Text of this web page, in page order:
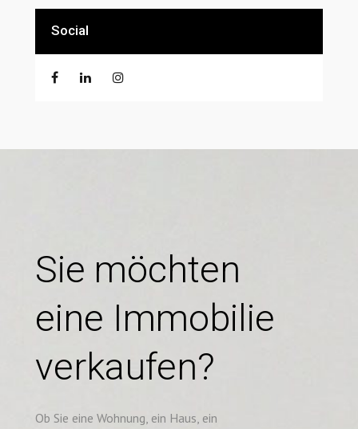
Social
Sie möchten
eine Immobilie
verkaufen?
Ob Sie eine Wohnung, ein Haus, ein